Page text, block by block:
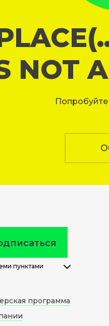
NOT
пунктами
программа